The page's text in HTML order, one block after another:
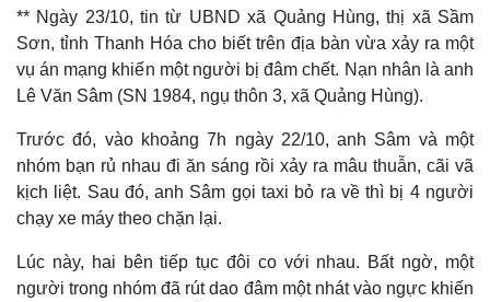
** Ngày 23/10, tin từ UBND xã Quảng Hùng, thị xã Sầm
Sơn, tỉnh Thanh Hóa cho biết trên địa bàn vừa xảy ra một
vụ án mạng khiến một người bị đâm chết. Nạn nhân là anh
Lê Văn Sâm (SN 1984, ngụ thôn 3, xã Quảng Hùng).
Trước đó, vào khoảng 7h ngày 22/10, anh Sâm và một
nhóm bạn rủ nhau đi ăn sáng rồi xảy ra mâu thuẫn, cãi vã
kịch liệt. Sau đó, anh Sâm gọi taxi bỏ ra về thì bị 4 người
chạy xe máy theo chặn lại.
Lúc này, hai bên tiếp tục đôi co với nhau. Bất ngờ, một
người trong nhóm đã rút dao đâm một nhát vào ngực khiến